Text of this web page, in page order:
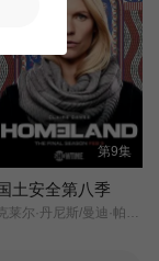
第9集
土安全第八季